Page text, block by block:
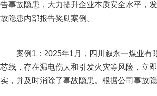
告事故隐患，大力提升企业本质安全水平，
故隐患内部报告奖励案例。
案例1：2025年1月，四川叙永一煤业有限
芯线，存在漏电伤人和引发火灾等风险，立
实，并及时消除了事故隐患。根据公司事故